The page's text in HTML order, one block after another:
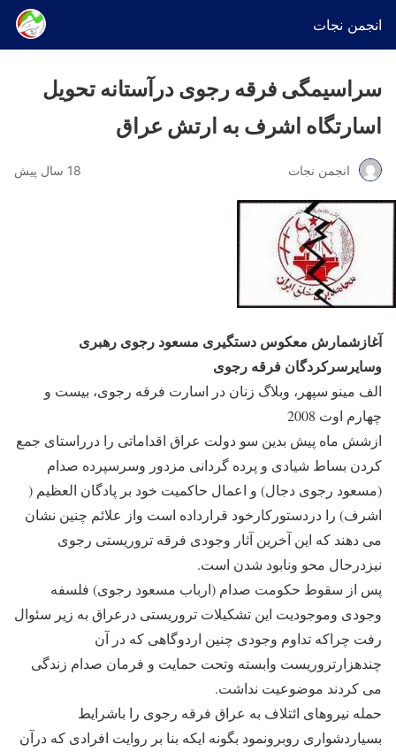
انجمن نجات
سراسیمگی فرقه رجوی درآستانه تحویل
اسارتگاه اشرف به ارتش عراق
انجمن نجات 18 سال پیش
آغازشمارش معکوس دستگیری مسعود رجوی رهبری
وسایرسرکردگان فرقه رجوی
الف مینو سپهر، وبلاگ زنان در اسارت فرقه رجوی، بیست و
چهارم اوت 2008
ازشش ماه پیش بدین سو دولت عراق اقداماتی را درراستای جمع
کردن بساط شیادی و پرده گردانی مزدور وسرسپرده صدام
(مسعود رجوی دجال) و اعمال حاکمیت خود بر پادگان العظیم (
اشرف) را دردستورکارخود قرارداده است واز علائم چنین نشان
می دهند که این آخرین آثار وجودی فرقه تروریستی رجوی
نیزدرحال محو ونابود شدن است.
پس از سقوط حکومت صدام (ارباب مسعود رجوی) فلسفه
وجودی وموجودیت این تشکیلات تروریستی درعراق به زیر سئوال
رفت چراکه تداوم وجودی چنین اردوگاهی که در آن
چندهزارتروریست وابسته وتحت حمایت و فرمان صدام زندگی
می کردند موضوعیت نداشت.
حمله نیروهای ائتلاف به عراق فرقه رجوی را باشرایط
بسیاردشواری روبرونمود بگونه ایکه بنا بر روایت افرادی که درآن